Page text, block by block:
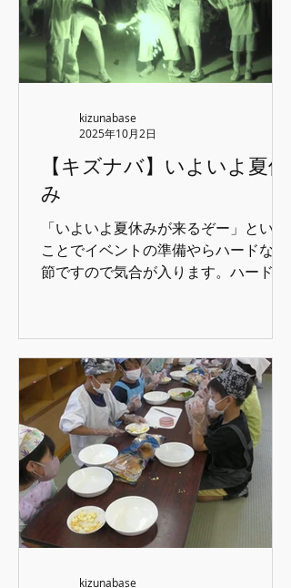
第二種目【リレー】 初回のチームマッ
チから唯一続いている種目です♪ コチ
ラも気合が入っています。思うような
一生懸命頑張りました♪ 第三種目【水
鉄砲合戦】 夏と言えば水鉄砲合戦！と
いうことでチームマッチで再戦です！
サブ武器を選び、作戦を立てないと勝
てないように設計されています。 当日
はちょっと天気が怪しかったけど、な
んとか持ちました。 第四種目【お料理
運び】 トレンチ（お盆）に料理を乗せ
さが重要ですね
【キズナバ】いよいよ夏休
み
「いよいよ夏休みが来るぞー」という
ことでイベントの準備やらハードな季
節ですので気合が入ります。ハードデ
てしまいました( ;∀;)チームマッチは、
別ブログで紹介します。 ●５年生企画
の肝試しの下見 ５年生の企画は肝試
し。ちょっと雰囲気あるところでやり
たいよね～ということで、北山公園が
候補として挙がり、土曜保育で下見を
兼ねて散策に行ってきました。危ない
場所やルートの候補を確認し、地図に
は神社がああるはずなんだけど…見つ
からない（後から聞いたら今はもうな
冒険気分でした。 ●プール 恒例の自家
kizunabase
2025年10月2日
kizunabase